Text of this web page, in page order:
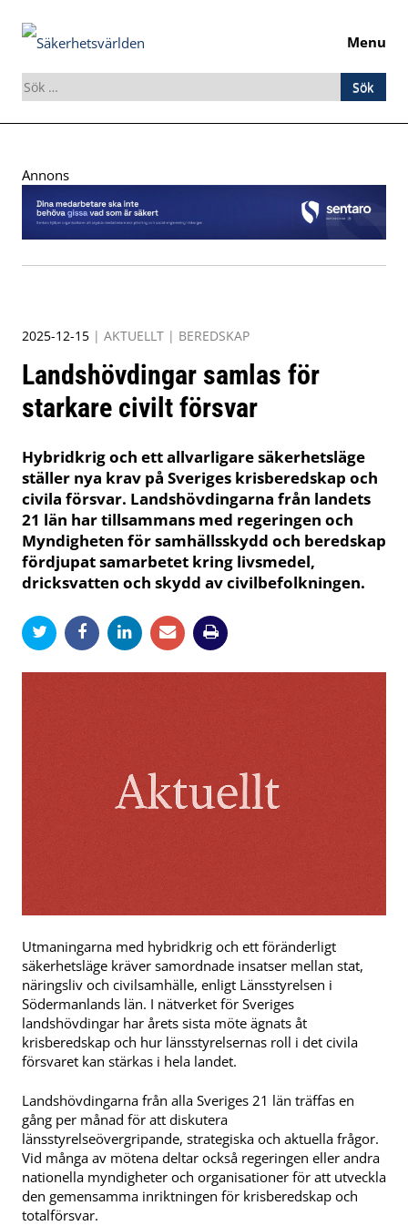
Menu
Sök
efter:
to
Annons
2025-12-15 | AKTUELLT | BEREDSKAP
Landshövdingar samlas för
starkare civilt försvar
Hybridkrig och ett allvarligare säkerhetsläge
ställer nya krav på Sveriges krisberedskap och
civila försvar. Landshövdingarna från landets
21 län har tillsammans med regeringen och
Myndigheten för samhällsskydd och beredskap
fördjupat samarbetet kring livsmedel,
dricksvatten och skydd av civilbefolkningen.
Utmaningarna med hybridkrig och ett föränderligt
säkerhetsläge kräver samordnade insatser mellan stat,
näringsliv och civilsamhälle, enligt Länsstyrelsen i
Södermanlands län. I nätverket för Sveriges
landshövdingar har årets sista möte ägnats åt
krisberedskap och hur länsstyrelsernas roll i det civila
försvaret kan stärkas i hela landet.
Landshövdingarna från alla Sveriges 21 län träffas en
gång per månad för att diskutera
länsstyrelseövergripande, strategiska och aktuella frågor.
Vid många av mötena deltar också regeringen eller andra
nationella myndigheter och organisationer för att utveckla
den gemensamma inriktningen för krisberedskap och
totalförsvar.